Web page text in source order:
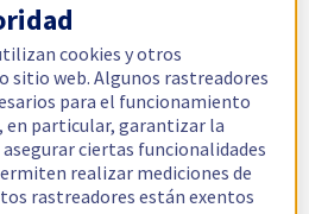
cookies y otros
sitio web. Algunos rastreadores
para el funcionamiento
particular, garantizar la
ciertas funcionalidades
realizar mediciones de
rastreadores están exentos